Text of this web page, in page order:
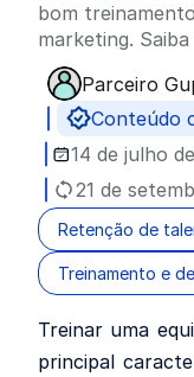
bom
marketing.
Publicado
Parceiro
Conteúdo
14 de julho
21 de
Retenção de
Treinamento e
Treinar uma
principal